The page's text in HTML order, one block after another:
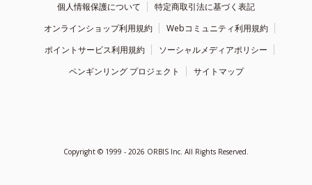
個人情報保護について
特定商取引法に基づく表記
オンラインショップ利用規約
Webコミュニティ利用規約
ポイントサービス利用規約
ソーシャルメディアポリシー
ペンギンリング プロジェクト
サイトマップ
Copyright © 1999 - 2026 ORBIS Inc. All Rights Reserved.